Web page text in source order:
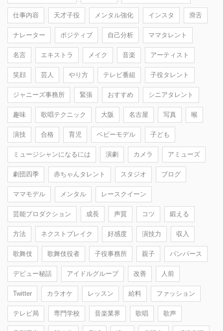
仕事内容 天才子役 メンタル強化 インスタ 滑舌
ナレーター ポジティブ 自己分析 ママタレント
名言 エキストラ メイク 音楽 アーティスト
笑顔 芸人 やり方 テレビ番組 子役タレント
ジャニーズ事務所 緊張 おすすめ シニアタレント
趣味 歌唱テクニック 大阪 名古屋 写真 喉
演技 合格 育児 ベビーモデル 子ども
ミュージシャンになるには 演劇 カメラ アミューズ
劇団四季 赤ちゃんタレント スタジオ ブログ
ママモデル メンタル レースクイーン
芸能プロダクション 成長 声質 コツ 鍛える
方法 ネクストブレイク 好感度 演技力 収入
歌舞伎 歌舞伎役者 子役事務所 親子 パンパース
デビュー秘話 アイドルグループ 改善 人前
Twitter カラオケ レッスン 給料 ファッション
テレビ局 専門学校 音楽業界 歌唱 歌声